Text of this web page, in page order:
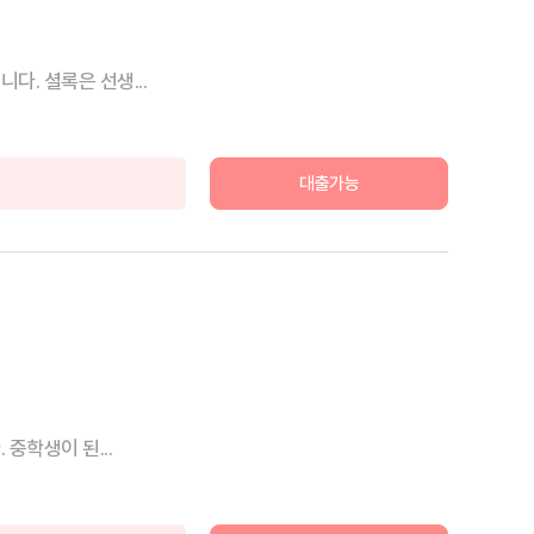
다. 셜록은 선생...
대출가능
중학생이 된...